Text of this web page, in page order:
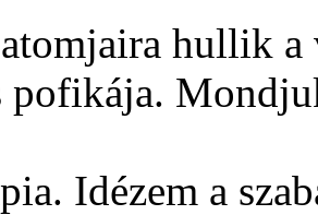
hullik a
pofikája.
Idézem a